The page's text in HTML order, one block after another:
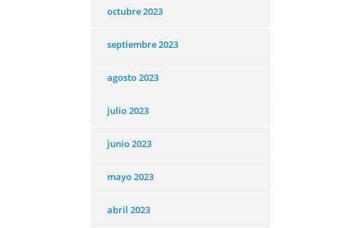
octubre 2023
septiembre 2023
agosto 2023
julio 2023
junio 2023
mayo 2023
abril 2023